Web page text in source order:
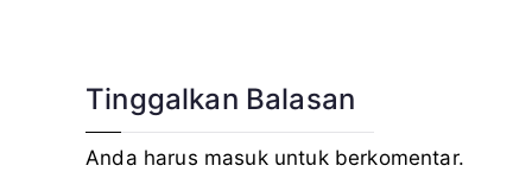
Tinggalkan Balasan
Anda harus masukuntuk berkomentar.